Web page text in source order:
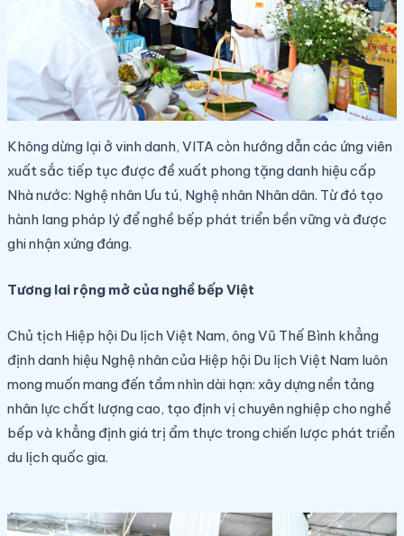
Không dừng lại ở vinh danh, VITA còn hướng dẫn các ứng viên
xuất sắc tiếp tục được đề xuất phong tặng danh hiệu cấp
Nhà nước: Nghệ nhân Ưu tú, Nghệ nhân Nhân dân. Từ đó tạo
hành lang pháp lý để nghề bếp phát triển bền vững và được
ghi nhận xứng đáng.
Tương lai rộng mở của nghề bếp Việt
Chủ tịch Hiệp hội Du lịch Việt Nam, ông Vũ Thế Bình khẳng
định danh hiệu Nghệ nhân của Hiệp hội Du lịch Việt Nam luôn
mong muốn mang đến tầm nhìn dài hạn: xây dựng nền tảng
nhân lực chất lượng cao, tạo định vị chuyên nghiệp cho nghề
bếp và khẳng định giá trị ẩm thực trong chiến lược phát triển
du lịch quốc gia.